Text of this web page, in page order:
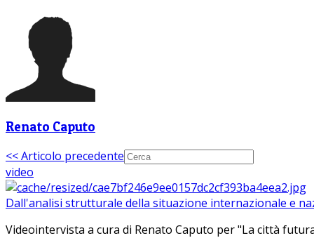
Renato Caputo
<< Articolo precedente
video
Dall'analisi strutturale della situazione internazionale e
Videointervista a cura di Renato Caputo per "La città